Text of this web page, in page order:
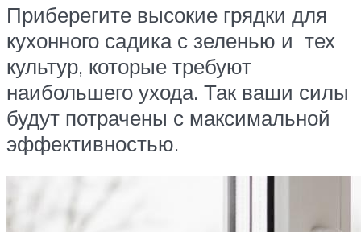
Приберегите высокие грядки для
кухонного садика с зеленью и тех
культур, которые требуют
наибольшего ухода. Так ваши силы
будут потрачены с максимальной
эффективностью.